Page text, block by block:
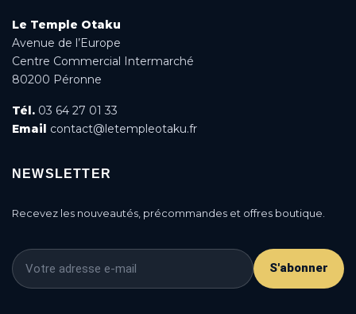
Le Temple Otaku
Avenue de l’Europe
Centre Commercial Intermarché
80200 Péronne
Tél. 03 64 27 01 33
Email contact@letempleotaku.fr
NEWSLETTER
Recevez les nouveautés, précommandes et offres boutique.
S'abonner